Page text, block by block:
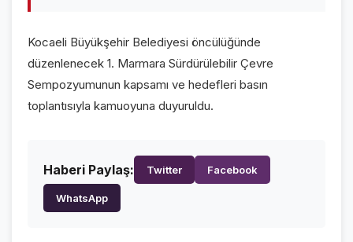
VİDEO GALERİ
FOTO GALERİ
HAKKIMIZDA
KÜNYE
Kocaeli Büyükşehir Belediyesi öncülüğünde
düzenlenecek 1. Marmara Sürdürülebilir Çevre
Sempozyumunun kapsamı ve hedefleri basın
toplantısıyla kamuoyuna duyuruldu.
Haberi Paylaş: Twitter Facebook
WhatsApp